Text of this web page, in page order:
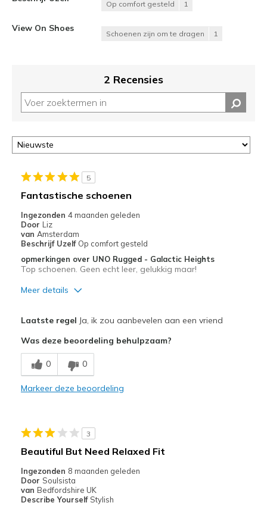
Op comfort gesteld 1
View On Shoes
Schoenen zijn om te dragen 1
2 Recensies
5
Fantastische schoenen
Ingezonden 4 maanden geleden
Door Liz
van Amsterdam
Beschrijf Uzelf Op comfort gesteld
opmerkingen over UNO Rugged - Galactic Heights
Top schoenen. Geen echt leer, gelukkig maar!
Meer details
GEEN echt leer!!
Stijlvol
Breedte
Lijkt goed van breedte
Maat
Lijkt goed van maat
Laatste regel Ja, ik zou aanbevelen aan een vriend
Was deze beoordeling behulpzaam?
0 0
Markeer deze beoordeling
3
Beautiful But Need Relaxed Fit
Ingezonden 8 maanden geleden
Door Soulsista
van Bedfordshire UK
Describe Yourself Stylish